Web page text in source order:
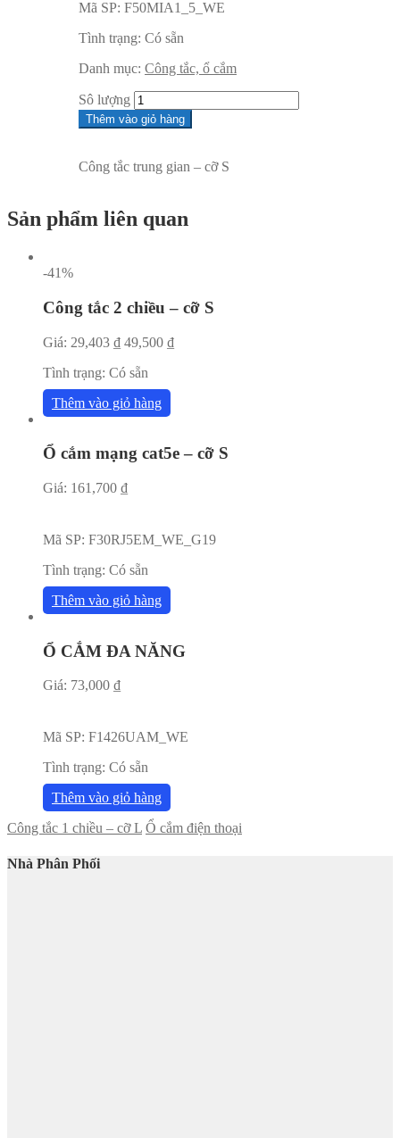
Mã SP: F50MIA1_5_WE
Tình trạng: Có sẵn
Danh mục: Công tắc, ổ cắm
Sô lượng
Thêm vào giỏ hàng
Công tắc trung gian – cỡ S
Sản phẩm liên quan
-41%
Công tắc 2 chiều – cỡ S
Giá: 29,403 ₫ 49,500 ₫
Tình trạng: Có sẵn
Thêm vào giỏ hàng
Ổ cắm mạng cat5e – cỡ S
Giá: 161,700 ₫
Mã SP: F30RJ5EM_WE_G19
Tình trạng: Có sẵn
Thêm vào giỏ hàng
Ổ CẮM ĐA NĂNG
Giá: 73,000 ₫
Mã SP: F1426UAM_WE
Tình trạng: Có sẵn
Thêm vào giỏ hàng
Công tắc 1 chiều – cỡ L Ổ cắm điện thoại
Nhà Phân Phối